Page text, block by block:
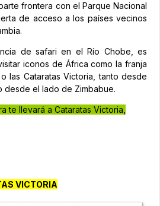
frontera con el Parque Nacional
de acceso a los países vecinos
de safari en el Río Chobe, es
iconos de África como la franja
las Cataratas Victoria, tanto desde
desde el lado de Zimbabue.
te llevará a Cataratas Victoria,
VICTORIA